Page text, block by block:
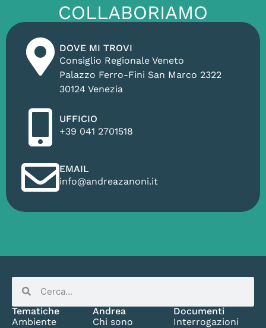
COLLABORIAMO
DOVE MI TROVI
Consiglio Regionale Veneto
Palazzo Ferro-Fini San Marco 2322
30124 Venezia
UFFICIO
+39 041 2701518
EMAIL
info@andreazanoni.it
Tematiche
Ambiente
Andrea
Chi sono
Documenti
Interrogazioni